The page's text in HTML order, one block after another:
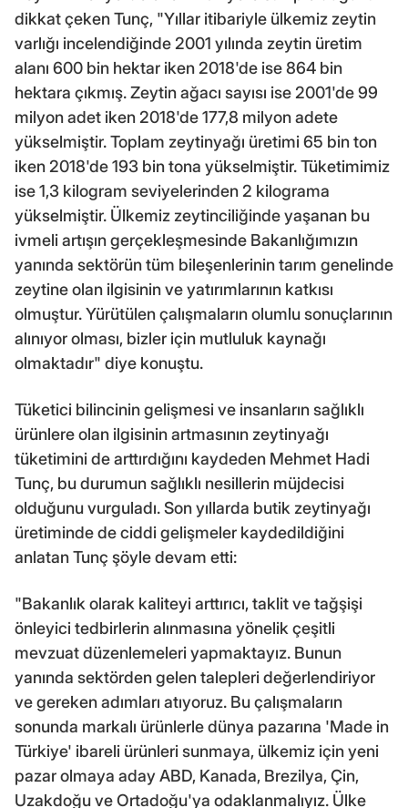
dikkat çeken Tunç, "Yıllar itibariyle ülkemiz zeytin
varlığı incelendiğinde 2001 yılında zeytin üretim
alanı 600 bin hektar iken 2018'de ise 864 bin
hektara çıkmış. Zeytin ağacı sayısı ise 2001'de 99
milyon adet iken 2018'de 177,8 milyon adete
yükselmiştir. Toplam zeytinyağı üretimi 65 bin ton
iken 2018'de 193 bin tona yükselmiştir. Tüketimimiz
ise 1,3 kilogram seviyelerinden 2 kilograma
yükselmiştir. Ülkemiz zeytinciliğinde yaşanan bu
ivmeli artışın gerçekleşmesinde Bakanlığımızın
yanında sektörün tüm bileşenlerinin tarım genelinde
zeytine olan ilgisinin ve yatırımlarının katkısı
olmuştur. Yürütülen çalışmaların olumlu sonuçlarının
alınıyor olması, bizler için mutluluk kaynağı
olmaktadır" diye konuştu.
Tüketici bilincinin gelişmesi ve insanların sağlıklı
ürünlere olan ilgisinin artmasının zeytinyağı
tüketimini de arttırdığını kaydeden Mehmet Hadi
Tunç, bu durumun sağlıklı nesillerin müjdecisi
olduğunu vurguladı. Son yıllarda butik zeytinyağı
üretiminde de ciddi gelişmeler kaydedildiğini
anlatan Tunç şöyle devam etti:
"Bakanlık olarak kaliteyi arttırıcı, taklit ve tağşişi
önleyici tedbirlerin alınmasına yönelik çeşitli
mevzuat düzenlemeleri yapmaktayız. Bunun
yanında sektörden gelen talepleri değerlendiriyor
ve gereken adımları atıyoruz. Bu çalışmaların
sonunda markalı ürünlerle dünya pazarına 'Made in
Türkiye' ibareli ürünleri sunmaya, ülkemiz için yeni
pazar olmaya aday ABD, Kanada, Brezilya, Çin,
Uzakdoğu ve Ortadoğu'ya odaklanmalıyız. Ülke